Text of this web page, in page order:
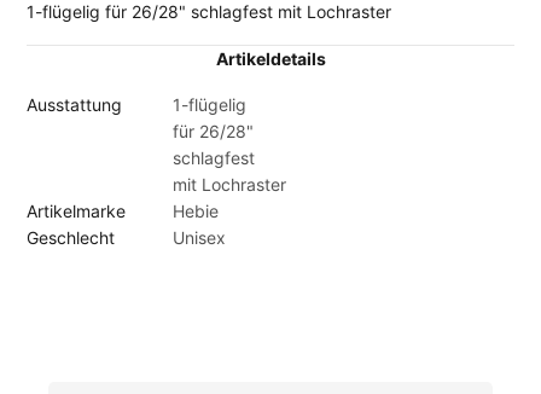
1-flügelig für 26/28" schlagfest mit Lochraster
Artikeldetails
Ausstattung
1-flügelig
für 26/28"
schlagfest
mit Lochraster
Artikelmarke
Hebie
Geschlecht
Unisex